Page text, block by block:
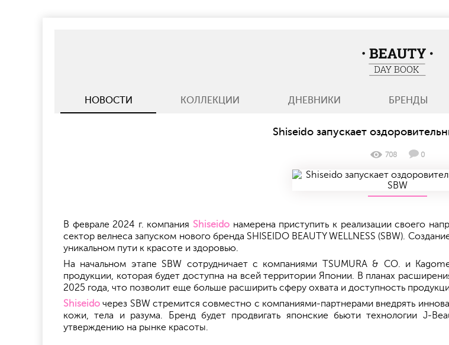
НОВОСТИ КОЛЛЕКЦИИ ДНЕВНИКИ БРЕНДЫ
Shiseido запускает
708 0
В феврале 2024 г. компания Shiseido намерена приступить к реализации своего
сектор велнеса запуском нового бренда SHISEIDO BEAUTY WELLNESS (SBW).
уникальном пути к красоте и здоровью.
На начальном этапе SBW сотрудничает с компаниями TSUMURA & CO. и
продукции, которая будет доступна на всей территории Японии. В планах
2025 года, что позволит еще больше расширить сферу охвата и доступность
Shiseido через SBW стремится совместно с компаниями-партнерами внедрять
кожи, тела и разума. Бренд будет продвигать японские бьюти технологии J-
утверждению на рынке красоты.